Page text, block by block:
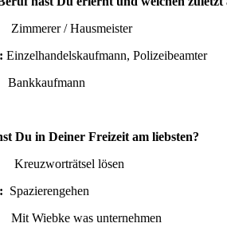
/ Hausmeister
Einzelhandelskaufmann, Polizeibeamter
Du in Deiner Freizeit am liebsten?
lösen
Spazierengehen
Wiebke was unternehmen